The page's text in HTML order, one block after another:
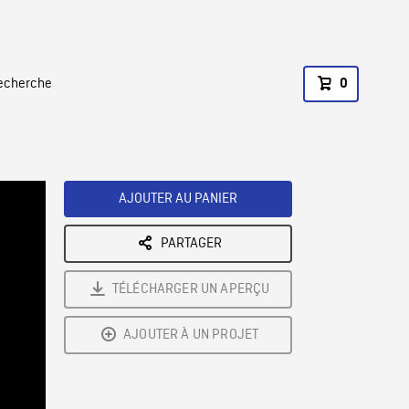
0
AJOUTER AU PANIER
PARTAGER
TÉLÉCHARGER UN APERÇU
AJOUTER À UN PROJET